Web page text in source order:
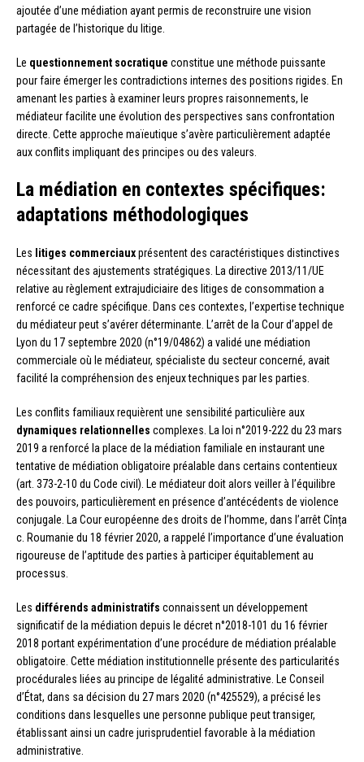
ajoutée d’une médiation ayant permis de reconstruire une vision
partagée de l’historique du litige.
Le questionnement socratique constitue une méthode puissante
pour faire émerger les contradictions internes des positions rigides. En
amenant les parties à examiner leurs propres raisonnements, le
médiateur facilite une évolution des perspectives sans confrontation
directe. Cette approche maïeutique s’avère particulièrement adaptée
aux conflits impliquant des principes ou des valeurs.
La médiation en contextes spécifiques:
adaptations méthodologiques
Les litiges commerciauxprésentent des caractéristiques distinctives
nécessitant des ajustements stratégiques. La directive 2013/11/UE
relative au règlement extrajudiciaire des litiges de consommation a
renforcé ce cadre spécifique. Dans ces contextes, l’expertise technique
du médiateur peut s’avérer déterminante. L’arrêt de la Cour d’appel de
Lyon du 17 septembre 2020 (n°19/04862) a validé une médiation
commerciale où le médiateur, spécialiste du secteur concerné, avait
facilité la compréhension des enjeux techniques par les parties.
Les conflits familiaux requièrent une sensibilité particulière aux
dynamiques relationnelles complexes. La loi n°2019-222 du 23 mars
2019 a renforcé la place de la médiation familiale en instaurant une
tentative de médiation obligatoire préalable dans certains contentieux
(art. 373-2-10 du Code civil). Le médiateur doit alors veiller à l’équilibre
des pouvoirs, particulièrement en présence d’antécédents de violence
conjugale. La Cour européenne des droits de l’homme, dans l’arrêt Cînța
c. Roumanie du 18 février 2020, a rappelé l’importance d’une évaluation
rigoureuse de l’aptitude des parties à participer équitablement au
processus.
Les différends administratifs connaissent un développement
significatif de la médiation depuis le décret n°2018-101 du 16 février
2018 portant expérimentation d’une procédure de médiation préalable
obligatoire. Cette médiation institutionnelle présente des particularités
procédurales liées au principe de légalité administrative. Le Conseil
d’État, dans sa décision du 27 mars 2020 (n°425529), a précisé les
conditions dans lesquelles une personne publique peut transiger,
établissant ainsi un cadre jurisprudentiel favorable à la médiation
administrative.